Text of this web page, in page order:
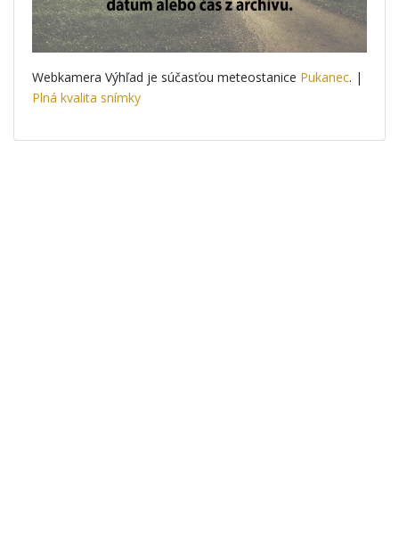
Webkamera Výhľad je súčasťou meteostanice Pukanec. |
Plná kvalita snímky